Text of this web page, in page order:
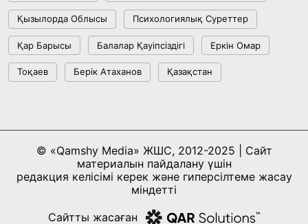
Ұлттық архивтің ашылғанына 20 жыл: негізгі
жетістіктері мен даму бағыты
17:09, 20 Шілде 2026
18:22, 17 Шілде 2026
АЛТЫН ОРДА ТАРИХЫН ОҚЫТУДЫҢ
ИННОВАЦИЯЛЫҚ ТӘСІЛДЕРІ ЕНГІЗІЛЕДІ
Қызылорда Облысы Психологиялық Суреттер
Қар Барысы Балалар Қауіпсіздігі Еркін Омар
Тоқаев Берік Атаханов Қазақстан
© «Qamshy Media» ЖШС, 2012-2025 | Сайт
материалын пайдалану үшін
редакция келісімі керек және гиперсілтеме жасау
міндетті
Сайтты жасаған